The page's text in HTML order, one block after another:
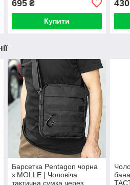
Horse
695₴
Купити
для
430
Барсетка Pentagon чорна
з MOLLE | Чоловіча
тактична сумка через